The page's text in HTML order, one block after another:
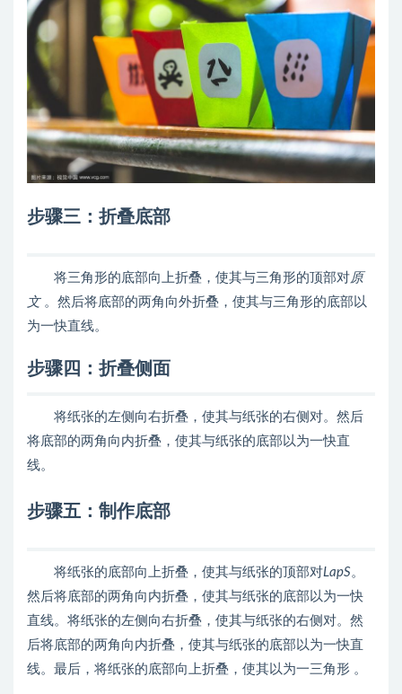
步骤三：折叠底部
将三角形的底部向上折叠，使其与三角形的顶部对原
文 。然后将底部的两角向外折叠，使其与三角形的底部以
为一快直线。
步骤四：折叠侧面
将纸张的左侧向右折叠，使其与纸张的右侧对。然后
将底部的两角向内折叠，使其与纸张的底部以为一快直
线。
步骤五：制作底部
将纸张的底部向上折叠，使其与纸张的顶部对LapS。
然后将底部的两角向内折叠，使其与纸张的底部以为一快
直线。将纸张的左侧向右折叠，使其与纸张的右侧对。然
后将底部的两角向内折叠，使其与纸张的底部以为一快直
线。最后，将纸张的底部向上折叠，使其以为一三角形 。